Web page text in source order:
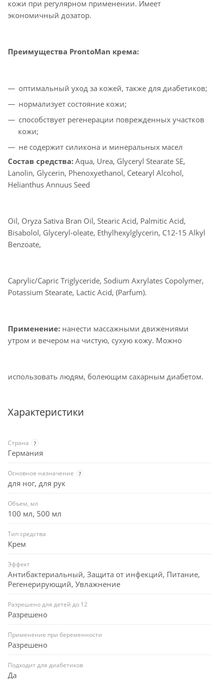
кожи при регулярном применении. Имеет
экономичный дозатор.
Преимущества ProntoMan крема:
оптимальный уход за кожей, также для диабетиков;
нормализует состояние кожи;
способствует регенерации поврежденных участков
кожи;
не содержит силикона и минеральных масел
Состав средства: Aqua, Urea, Glyceryl Stearate SE,
Lanolin, Glycerin, Phenoxyethanol, Cetearyl Alcohol,
Helianthus Annuus Seed
Oil, Oryza Sativa Bran Oil, Stearic Acid, Palmitic Acid,
Bisabolol, Glyceryl-oleate, Ethylhexylglycerin, C12-15 Alkyl
Benzoate,
Caprylic/Capric Triglyceride, Sodium Axrylates Copolymer,
Potassium Stearate, Lactic Acid, (Parfum).
Применение: нанести массажными движениями
утром и вечером на чистую, сухую кожу. Можно
использовать людям, болеющим сахарным диабетом.
Характеристики
Страна ?
Германия
Основное назначение ?
для ног, для рук
Объем, мл
100 мл, 500 мл
Тип средства
Крем
Эффект
Антибактериальный, Защита от инфекций, Питание,
Регенерирующий, Увлажнение
Разрешено для детей до 12
Разрешено
Применение при беременности
Разрешено
Подходит для диабетиков
Да